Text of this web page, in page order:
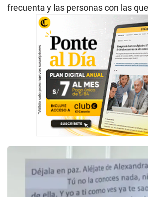
frecuenta y las personas con las